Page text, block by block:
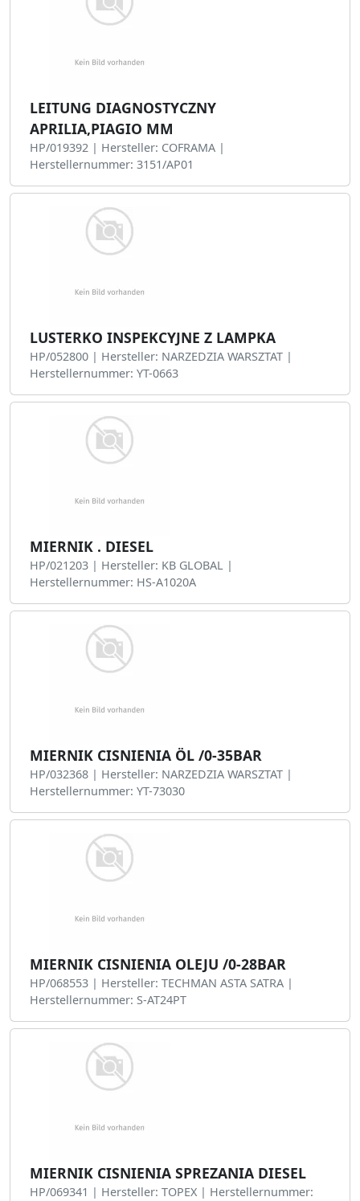
LEITUNG DIAGNOSTYCZNY
APRILIA,PIAGIO MM
HP/019392 | Hersteller: COFRAMA |
Herstellernummer: 3151/AP01
LUSTERKO INSPEKCYJNE Z LAMPKA
HP/052800 | Hersteller: NARZEDZIA WARSZTAT |
Herstellernummer: YT-0663
MIERNIK . DIESEL
HP/021203 | Hersteller: KB GLOBAL |
Herstellernummer: HS-A1020A
MIERNIK CISNIENIA ÖL /0-35BAR
HP/032368 | Hersteller: NARZEDZIA WARSZTAT |
Herstellernummer: YT-73030
MIERNIK CISNIENIA OLEJU /0-28BAR
HP/068553 | Hersteller: TECHMAN ASTA SATRA |
Herstellernummer: S-AT24PT
MIERNIK CISNIENIA SPREZANIA DIESEL
HP/069341 | Hersteller: TOPEX | Herstellernummer: